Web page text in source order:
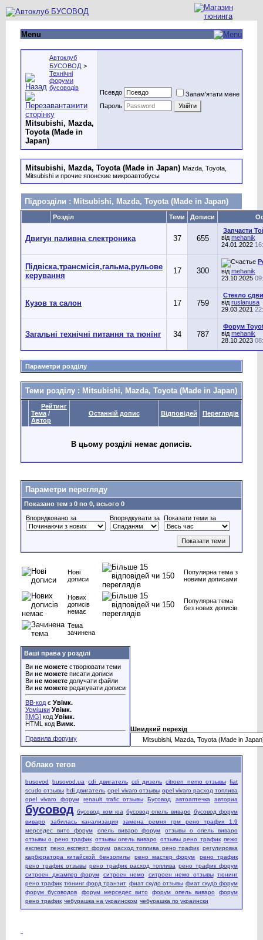
Menu
Автоклуб
БУСОВОД >
Технічні
форуми
бусоводів
Mitsubishi, Mazda,
Toyota (Made in
Japan)
Псевдо
Запам'ятати мене
Пароль
Mitsubishi, Mazda, Toyota (Made in Japan) Mazda, Toyota,
Mitsubishi и прочие японские микроавтобусы
Підрозділи : Mitsubishi, Mazda, Toyota (Made in Japan)
Розділ Теми Дописи
Двигун паливна єлектроника 37 655
Запчасти
від mehanik
24.01.2022
Підвіска,трансмісія,гальма,рульове
керування
17 300
від mehanik
23.10.2025
Кузов та салон 17 759
Стекло
від ruslanusa
29.03.2021
Загальні технічні питання та тюнінг 34 787
Форум
від mehanik
28.10.2023
Параметри розділу
Теми розділу : Mitsubishi, Mazda, Toyota (Made in Japan)
Рейтинг
Тема /
Автор
Останній допис Відповідей Переглядів
В цьому розділі немає дописів.
Параметри перегляду
Показано тем з 0 по 0, всього 0
Впорядковано за
Впорядкувати за Показати теми за
Нові
дописи
Популярна тема з
новими дописами
Нових
дописів
немає
Популярна тема
без нових дописів
Тема
зачинена
Ваші права у розділі
Ви не можете створювати теми
Ви не можете писати дописи
Ви не можете долучати файли
Ви не можете редагувати дописи
BB-код є Увімк.
Усмішки Увімк.
[IMG] код Увімк.
HTML код Вимк.
Правила форуму
Швидкий перехід
Облако тегов
busovod busovod.ua cdi двигатель cdi дизель citroen nemo отзывы fiat
scudo отзывы hdi двигатель opel vivaro отзывы opel vivaro расход топлива
opel vivaro форум
renault trafic отзывы Бусовод автоаптечка авториа
бусовод бусовод ком юа бусовод опель виваро бусовод форум
виваро
забилась канализация
замена ремня грм рено трафик 1.9
мерседес вито форум
опель виваро форум
отзывы о опель виваро
отзывы о рено трафик отзывы опель виваро отзывы рено трафик пежо
експерт пежо експерт форум расход топлива рено трафик регулировка
карбюратора китайской бензопилы
рено мастер форум
рено трафик
рено трафик отзывы рено трафик расход топлива рено трафик форум
ситроен джампер форум
ситроен немо ситроен немо отзывы тюнинг
рено трафик тюнинг форд транзит фиат скудо отзывы фиат скудо форум
форум бусоводов
форум мерседес вито форум опель виваро
форум
рено трафик чебурашка на украинском чебурашка по украински